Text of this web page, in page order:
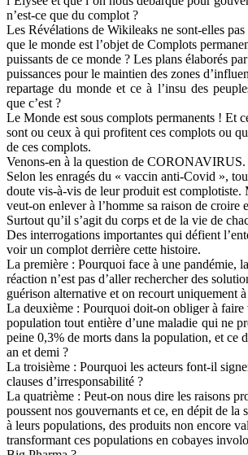
n’est-ce que du complot ?
Les Révélations de Wikileaks ne sont-elles
que le monde est l’objet de Complots
puissants de ce monde ? Les plans élaborés
puissances pour le maintien des zones
repartage du monde et ce à l’insu des
que c’est ?
Le Monde est sous complots permanents ! Et
sont ou ceux à qui profitent ces complots ou
de ces complots.
Venons-en à la question de CORONAVIRUS.
Selon les enragés du « vaccin anti-Covid »,
doute vis-à-vis de leur produit est complotiste.
veut-on enlever à l’homme sa raison de croire
Surtout qu’il s’agit du corps et de la vie de
Des interrogations importantes qui défient
voir un complot derrière cette histoire.
La première : Pourquoi face à une pandémie,
réaction n’est pas d’aller rechercher des
guérison alternative et on recourt uniquement
La deuxième : Pourquoi doit-on obliger à faire
population tout entière d’une maladie qui ne
peine 0,3% de morts dans la population, et ce
an et demi ?
La troisième : Pourquoi les acteurs font-il
clauses d’irresponsabilité ?
La quatrième : Peut-on nous dire les raisons
poussent nos gouvernants et ce, en dépit de la
à leurs populations, des produits non encore
transformant ces populations en cobayes